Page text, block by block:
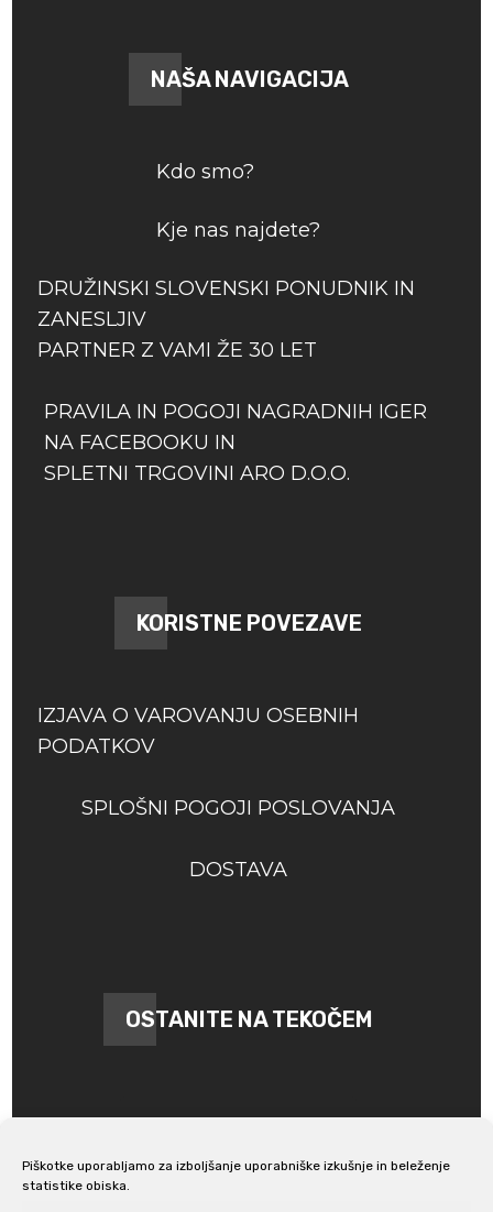
Piškotke uporabljamo za izboljšanje uporabniške izkušnje in beleženje
statistike obiska.
NAŠA NAVIGACIJA
Kdo smo?
Kje nas najdete?
DRUŽINSKI SLOVENSKI PONUDNIK IN
ZANESLJIV
PARTNER Z VAMI ŽE 30 LET
PRAVILA IN POGOJI NAGRADNIH IGER
NA FACEBOOKU IN
SPLETNI TRGOVINI ARO D.O.O.
KORISTNE POVEZAVE
IZJAVA O VAROVANJU OSEBNIH
PODATKOV
SPLOŠNI POGOJI POSLOVANJA
DOSTAVA
OSTANITE NA TEKOČEM